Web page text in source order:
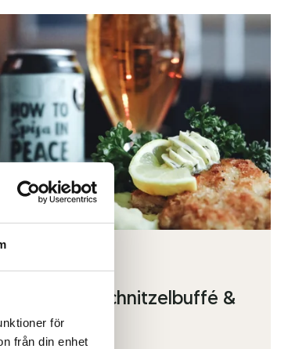
för
från din enhet
& BEERS – schnitzelbuffé &
22 maj